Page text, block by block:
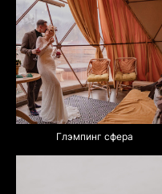
Глэмпинг сфера